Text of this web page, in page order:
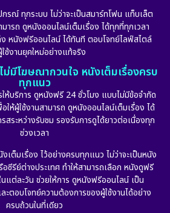
ณ์ ทุกระบบ ไม่ว่าจะเป็นสมาร์ทโฟน แท็บเล็ต
ารถ ดูหนังออนไลน์เต็มเรื่อง ได้ทุกที่ทุกเวลา
ง หนังฟรีออนไลน์ ได้ทันที ตอบโจทย์ไลฟ์สไตล์
ช้งานยุคใหม่อย่างแท้จริง
มีโฆษณากวนใจ หนังเต็มเรื่องครบ
ทุกแนว
ห้บริการ ดูหนังฟรี 24 ชั่วโมง แบบไม่มีข้อจำกัด
ห้ผู้ใช้งานสามารถ ดูหนังออนไลน์เต็มเรื่อง ได้
สระหว่างรับชม รองรับการดูได้ยาวต่อเนื่องทุก
ช่วงเวลา
ต็มเรื่อง ไว้อย่างครบทุกแนว ไม่ว่าจะเป็นหนัง
ซีรีย์ต่างประเทศ ทำให้สามารถเลือก หนังดูฟรี
นแต่ละวัน ช่วยให้การ ดูหนังฟรีออนไลน์ เป็น
ะตอบโจทย์ความต้องการของผู้ใช้งานได้อย่าง
ครบถ้วนในที่เดียว